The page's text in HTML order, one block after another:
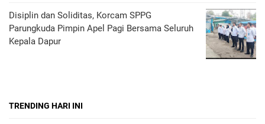
Disiplin dan Soliditas, Korcam SPPG
Parungkuda Pimpin Apel Pagi Bersama Seluruh
Kepala Dapur
TRENDING HARI INI